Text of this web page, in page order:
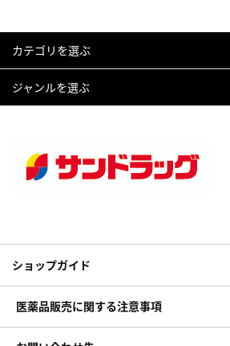
カテゴリを選ぶ
ジャンルを選ぶ
ショップガイド
医薬品販売に関する注意事項